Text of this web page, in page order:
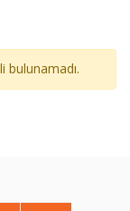
bulunamadı.